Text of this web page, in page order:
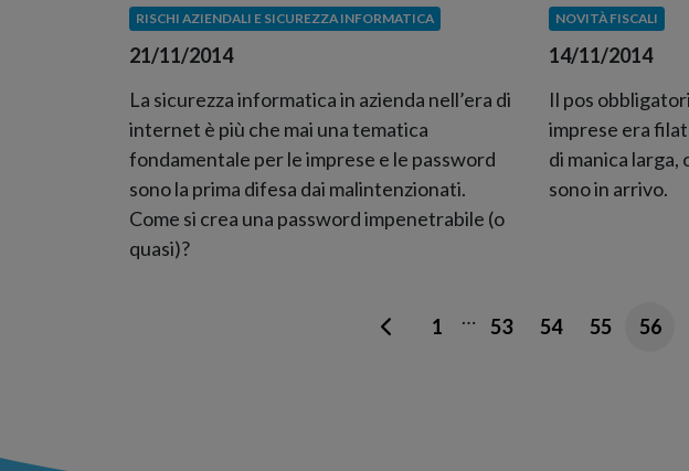
RISCHI AZIENDALI E SICUREZZA INFORMATICA
21/11/2014
La sicurezza informatica in azienda nell’era di
internet è più che mai una tematica
fondamentale per le imprese e le password
sono la prima difesa dai malintenzionati.
Come si crea una password impenetrabile (o
quasi)?
NOVITÀ FISCALI
14/11/2014
Il pos
imprese era
di manica larga,
sono in arrivo.
1 … 53 54 55 56